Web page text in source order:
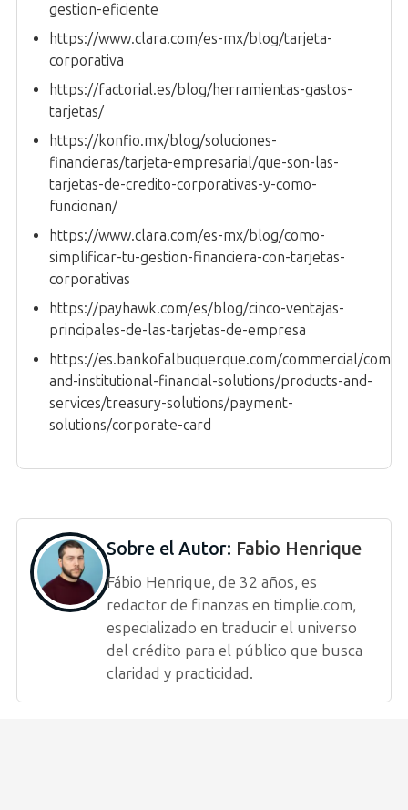
gestion-eficiente
https://www.clara.com/es-mx/blog/tarjeta-
corporativa
https://factorial.es/blog/herramientas-gastos-
tarjetas/
https://konfio.mx/blog/soluciones-
financieras/tarjeta-empresarial/que-son-las-
tarjetas-de-credito-corporativas-y-como-
funcionan/
https://www.clara.com/es-mx/blog/como-
simplificar-tu-gestion-financiera-con-tarjetas-
corporativas
https://payhawk.com/es/blog/cinco-ventajas-
principales-de-las-tarjetas-de-empresa
https://es.bankofalbuquerque.com/commercial/
and-institutional-financial-solutions/products-and-
services/treasury-solutions/payment-
solutions/corporate-card
Sobre el Autor: Fabio Henrique
Fábio Henrique, de 32 años, es
redactor de finanzas en timplie.com,
especializado en traducir el universo
del crédito para el público que busca
claridad y practicidad.